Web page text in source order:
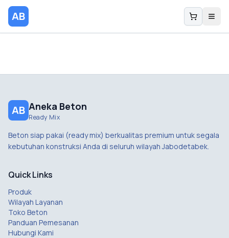
AB
AB Aneka Beton
Ready Mix
Beton siap pakai (ready mix) berkualitas premium untuk segala
kebutuhan konstruksi Anda di seluruh wilayah Jabodetabek.
Quick Links
Produk
Wilayah Layanan
Toko Beton
Panduan Pemesanan
Hubungi Kami